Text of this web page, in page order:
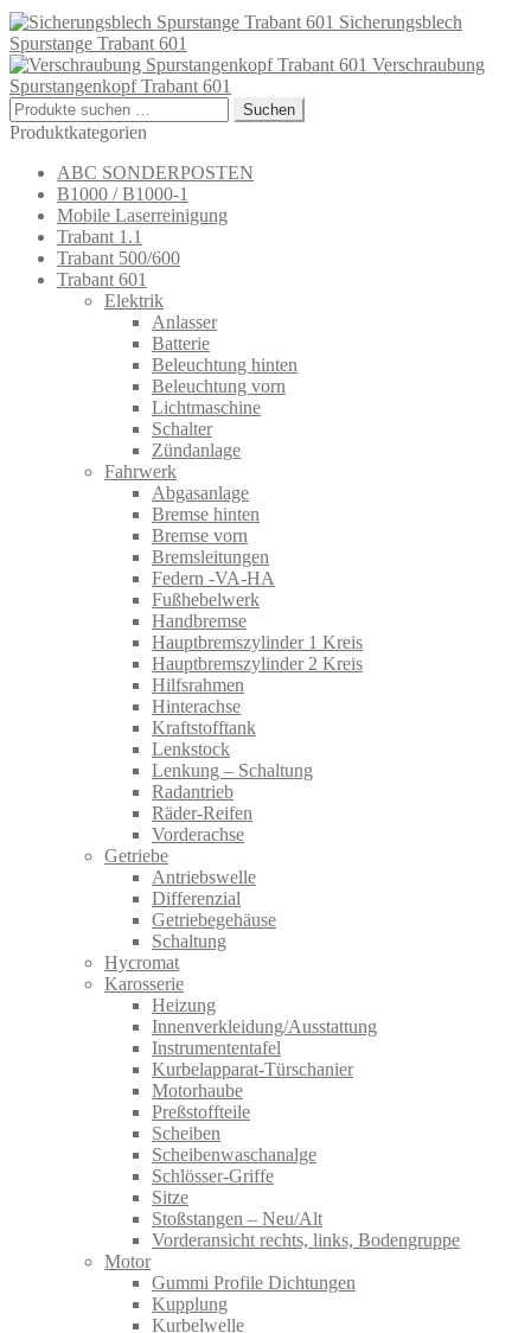
Sicherungsblech
Spurstange Trabant 601
Verschraubung
Spurstangenkopf Trabant 601
Suchen
nach:
Suchen
Produktkategorien
ABC SONDERPOSTEN
B1000 / B1000-1
Mobile Laserreinigung
Trabant 1.1
Trabant 500/600
Trabant 601
Elektrik
Anlasser
Batterie
Beleuchtung hinten
Beleuchtung vorn
Lichtmaschine
Schalter
Zündanlage
Fahrwerk
Abgasanlage
Bremse hinten
Bremse vorn
Bremsleitungen
Federn -VA-HA
Fußhebelwerk
Handbremse
Hauptbremszylinder 1 Kreis
Hauptbremszylinder 2 Kreis
Hilfsrahmen
Hinterachse
Kraftstofftank
Lenkstock
Lenkung – Schaltung
Radantrieb
Räder-Reifen
Vorderachse
Getriebe
Antriebswelle
Differenzial
Getriebegehäuse
Schaltung
Hycromat
Karosserie
Heizung
Innenverkleidung/Ausstattung
Instrumententafel
Kurbelapparat-Türschanier
Motorhaube
Preßstoffteile
Scheiben
Scheibenwaschanalge
Schlösser-Griffe
Sitze
Stoßstangen – Neu/Alt
Vorderansicht rechts, links, Bodengruppe
Motor
Gummi Profile Dichtungen
Kupplung
Kurbelwelle